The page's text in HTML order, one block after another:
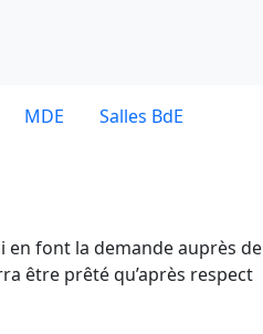
MDE Salles BdE
en font la demande auprès de
être prêté qu’après respect